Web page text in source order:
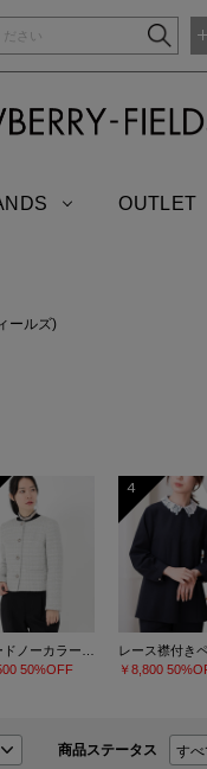
OUTLET
ールズ)
50%OFF
4
￥8,800
商品ステータス